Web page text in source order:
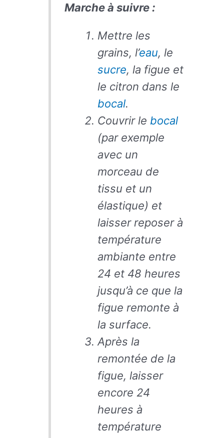
Marche à suivre :
Mettre les
grains, l’eau, le
sucre, la figue et
le citron dans le
bocal.
Couvrir le bocal
(par exemple
avec un
morceau de
tissu et un
élastique) et
laisser reposer à
température
ambiante entre
24 et 48 heures
jusqu’à ce que la
figue remonte à
la surface.
Après la
remontée de la
figue, laisser
encore 24
heures à
température